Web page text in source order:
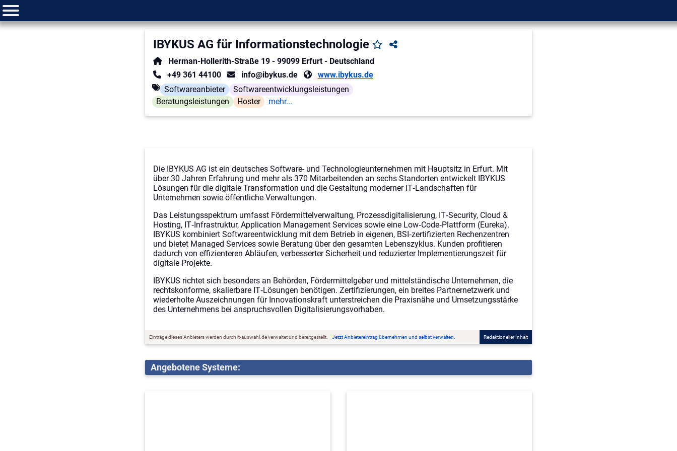
IBYKUS AG für Informationstechnologie
Herman-Hollerith-Straße 19 - 99099 Erfurt - Deutschland
+49 361 44100
info@ibykus.de
www.ibykus.de
Softwareanbieter
Softwareentwicklungsleistungen
Beratungsleistungen
Hoster mehr...
Die IBYKUS AG ist ein deutsches Software- und Technologieunternehmen mit Hauptsitz in Erfurt. Mit
über 30 Jahren Erfahrung und mehr als 370 Mitarbeitenden an sechs Standorten entwickelt IBYKUS
Lösungen für die digitale Transformation und die Gestaltung moderner IT‑Landschaften für
Unternehmen sowie öffentliche Verwaltungen.
Das Leistungsspektrum umfasst Fördermittelverwaltung, Prozessdigitalisierung, IT‑Security, Cloud &
Hosting, IT‑Infrastruktur, Application Management Services sowie eine Low‑Code‑Plattform (Eureka).
IBYKUS kombiniert Softwareentwicklung mit dem Betrieb in eigenen, BSI‑zertifizierten Rechenzentren
und bietet Managed Services sowie Beratung über den gesamten Lebenszyklus. Kunden profitieren
dadurch von effizienteren Abläufen, verbesserter Sicherheit und reduzierter Implementierungszeit für
digitale Projekte.
IBYKUS richtet sich besonders an Behörden, Fördermittelgeber und mittelständische Unternehmen, die
rechtskonforme, skalierbare IT‑Lösungen benötigen. Zertifizierungen, ein breites Partnernetzwerk und
wiederholte Auszeichnungen für Innovationskraft unterstreichen die Praxisnähe und Umsetzungsstärke
des Unternehmens bei anspruchsvollen Digitalisierungsvorhaben.
Einträge dieses Anbieters werden durch it-auswahl.de verwaltet und bereitgestellt. Jetzt Anbietereintrag übernehmen und selbst verwalten. Redaktioneller Inhalt
Angebotene Systeme: